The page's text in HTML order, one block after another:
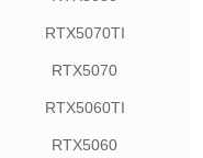
RTX5070TI
RTX5070
RTX5060TI
RTX5060